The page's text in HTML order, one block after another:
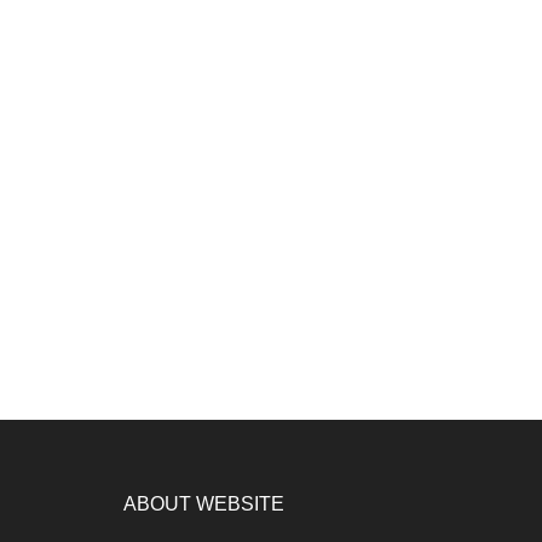
ABOUT WEBSITE